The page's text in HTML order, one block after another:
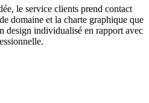
le service clients prend contact
domaine et la charte graphique que
design individualisé en rapport avec